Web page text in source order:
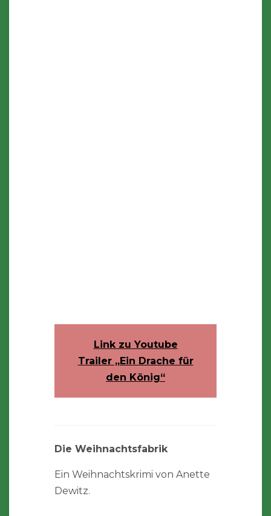
Link zu Youtube
Trailer „Ein Drache für
den König“
Die Weihnachtsfabrik
Ein Weihnachtskrimi von Anette
Dewitz.